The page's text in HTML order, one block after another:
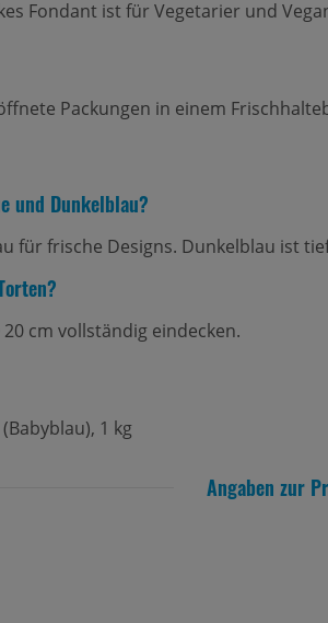
Fondant ist für Vegetarier und
Packungen in einem
und Dunkelblau?
für frische Designs. Dunkelblau ist
cm vollständig eindecken.
1 kg
Angaben zur